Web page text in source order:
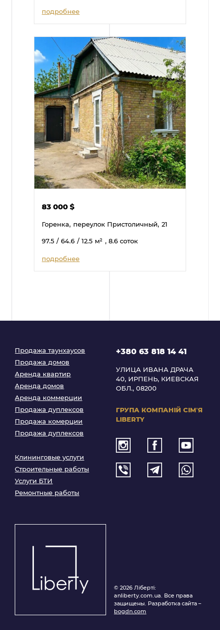
подробнее
83 000$
Горенка, переулок Пристоличный, 21
97.5 / 64.6 / 12.5 м² , 8.6 соток
подробнее
Продажа таунхаусов
Продажа домов
Аренда квартир
Аренда домов
Аренда коммерции
Продажа дуплексов
Продажа комерции
Продажа дуплексов
Клининговые услуги
Строительные работы
Услуги БТИ
Ремонтные работы
+380 63 818 14 41
УЛИЦА ИВАНА ДРАЧА
40, ИРПЕНЬ, КИЕВСКАЯ
ОБЛ., 08200
ГРУПА КОМПАНІЙ СІМʼЯ
LIBERTY
© 2026 Ліберті:
anliberty.com.ua. Все права
защищены. Разработка сайта –
bogdn.com